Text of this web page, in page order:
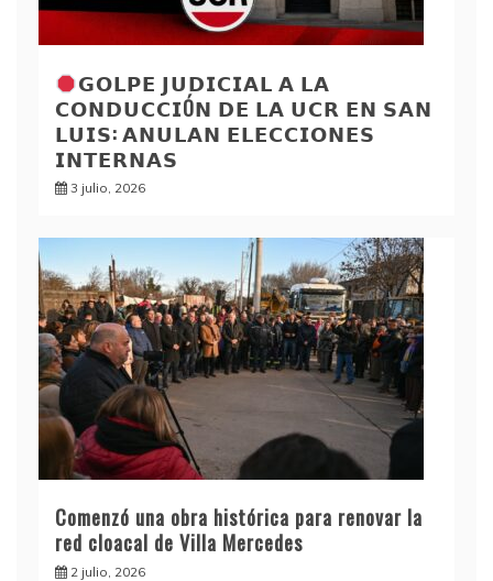
𝗚𝗢𝗟𝗣𝗘 𝗝𝗨𝗗𝗜𝗖𝗜𝗔𝗟 𝗔 𝗟𝗔
𝗖𝗢𝗡𝗗𝗨𝗖𝗖𝗜Ó𝗡 𝗗𝗘 𝗟𝗔 𝗨𝗖𝗥 𝗘𝗡 𝗦𝗔𝗡
𝗟𝗨𝗜𝗦: 𝗔𝗡𝗨𝗟𝗔𝗡 𝗘𝗟𝗘𝗖𝗖𝗜𝗢𝗡𝗘𝗦
𝗜𝗡𝗧𝗘𝗥𝗡𝗔𝗦
3 julio, 2026
Comenzó una obra histórica para renovar la
red cloacal de Villa Mercedes
2 julio, 2026